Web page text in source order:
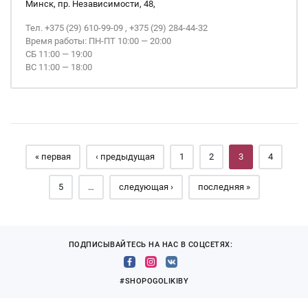
Минск, пр. Независимости, 48,
Тел. +375 (29) 610-99-09 , +375 (29) 284-44-32
Время работы: ПН-ПТ 10:00 — 20:00
СБ 11:00 — 19:00
ВС 11:00 — 18:00
Страницы
« первая ‹ предыдущая 1 2 3 4
5 … следующая › последняя »
ПОДПИСЫВАЙТЕСЬ НА НАС В СОЦСЕТЯХ:
#SHOPOGOLIKIBY